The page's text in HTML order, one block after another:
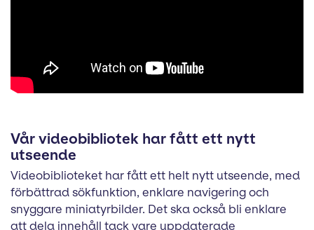
Vår videobibliotek har fått ett nytt
utseende
Videobiblioteket har fått ett helt nytt utseende, med
förbättrad sökfunktion, enklare navigering och
snyggare miniatyrbilder. Det ska också bli enklare
att dela innehåll tack vare uppdaterade